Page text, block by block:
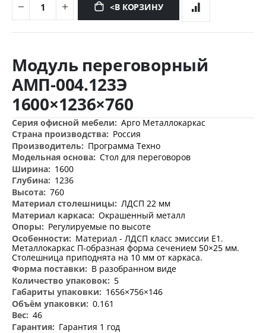
<В КОРЗИНУ
к
началу
галереи
изображений
Модуль переговорный
АМП-004.123Э
1600×1236×760
Дополнительная
информация
Арго Металлокаркас
Россия
Программа Техно
Стол для переговоров
1600
1236
760
ЛДСП 22 мм
Окрашенный металл
Регулируемые по высоте
Материал - ЛДСП класс эмиссии Е1.
Металлокаркас П-образная форма сечением 50×25 мм.
Столешница приподнята на 10 мм от каркаса.
В разобранном виде
5
1656×756×146
0.161
46
Гарантия 1 год